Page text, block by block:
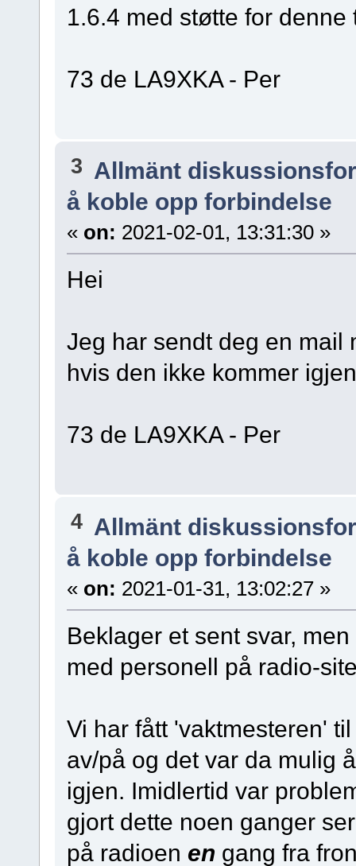
1.6.4 med støtte for
73 de LA9XKA - Per
3 Allmänt
å koble opp forbindelse
« on: 2021-02-01, 13:31:30 »
Hei
Jeg har sendt deg en mail
hvis den ikke kommer
73 de LA9XKA - Per
4 Allmänt
å koble opp forbindelse
« on: 2021-01-31, 13:02:27 »
Beklager et sent svar,
med personell på radio-
Vi har fått 'vaktmesteren'
av/på og det var da mulig
igjen. Imidlertid var
gjort dette noen ganger
på radioen en gang fra